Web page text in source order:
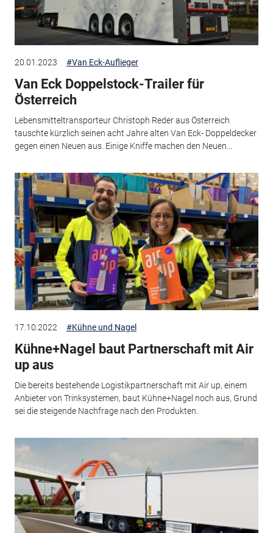
20.01.2023 #Van Eck-Auflieger
Van Eck Doppelstock-Trailer für
Österreich
Lebensmitteltransporteur Christoph Reder aus Österreich
tauschte kürzlich seinen acht Jahre alten Van Eck- Doppeldecker
gegen einen Neuen aus. Einige Kniffe machen den Neuen...
17.10.2022 #Kühne und Nagel
Kühne+Nagel baut Partnerschaft mit Air
up aus
Die bereits bestehende Logistikpartnerschaft mit Air up, einem
Anbieter von Trinksystemen, baut Kühne+Nagel noch aus, Grund
sei die steigende Nachfrage nach den Produkten.